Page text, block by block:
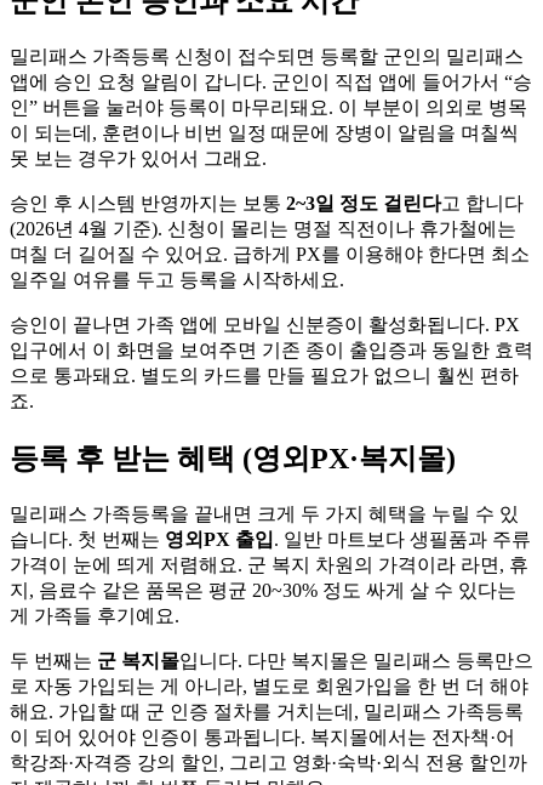
밀리패스 가족등록 신청이 접수되면 등록할 군인의 밀리패스
앱에 승인 요청 알림이 갑니다. 군인이 직접 앱에 들어가서 “승
인” 버튼을 눌러야 등록이 마무리돼요. 이 부분이 의외로 병목
이 되는데, 훈련이나 비번 일정 때문에 장병이 알림을 며칠씩
못 보는 경우가 있어서 그래요.
승인 후 시스템 반영까지는 보통 2~3일 정도 걸린다고 합니다
(2026년 4월 기준). 신청이 몰리는 명절 직전이나 휴가철에는
며칠 더 길어질 수 있어요. 급하게 PX를 이용해야 한다면 최소
일주일 여유를 두고 등록을 시작하세요.
승인이 끝나면 가족 앱에 모바일 신분증이 활성화됩니다. PX
입구에서 이 화면을 보여주면 기존 종이 출입증과 동일한 효력
으로 통과돼요. 별도의 카드를 만들 필요가 없으니 훨씬 편하
죠.
등록 후 받는 혜택 (영외PX·복지몰)
밀리패스 가족등록을 끝내면 크게 두 가지 혜택을 누릴 수 있
습니다. 첫 번째는 영외PX 출입. 일반 마트보다 생필품과 주류
가격이 눈에 띄게 저렴해요. 군 복지 차원의 가격이라 라면, 휴
지, 음료수 같은 품목은 평균 20~30% 정도 싸게 살 수 있다는
게 가족들 후기예요.
두 번째는 군 복지몰입니다. 다만 복지몰은 밀리패스 등록만으
로 자동 가입되는 게 아니라, 별도로 회원가입을 한 번 더 해야
해요. 가입할 때 군 인증 절차를 거치는데, 밀리패스 가족등록
이 되어 있어야 인증이 통과됩니다. 복지몰에서는 전자책·어
학강좌·자격증 강의 할인, 그리고 영화·숙박·외식 전용 할인까